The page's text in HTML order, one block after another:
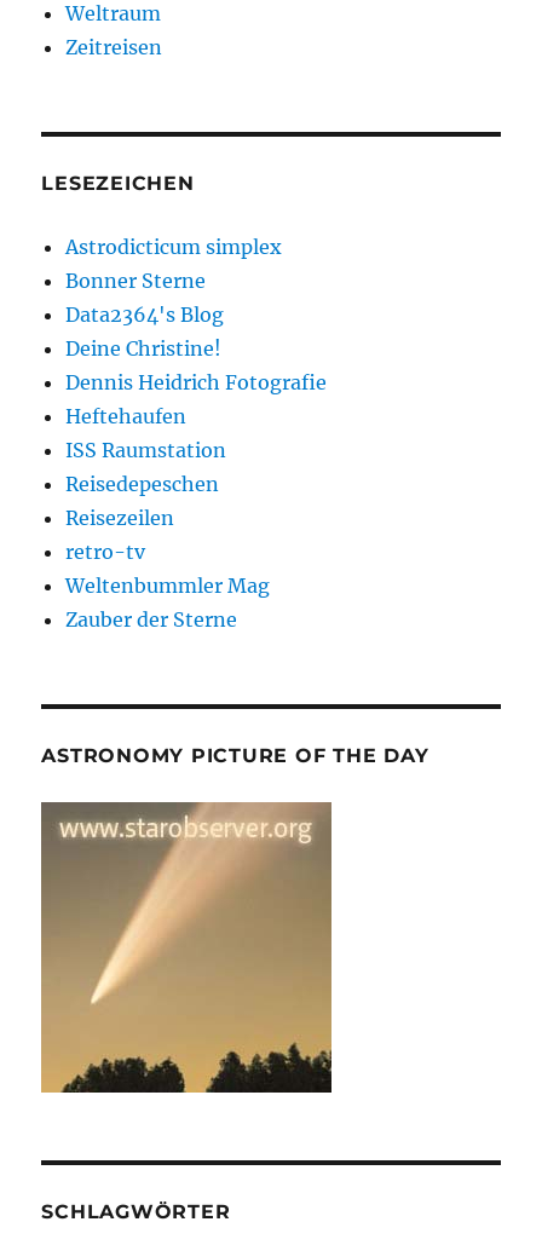
Weltraum
Zeitreisen
LESEZEICHEN
Astrodicticum simplex
Bonner Sterne
Data2364's Blog
Deine Christine!
Dennis Heidrich Fotografie
Heftehaufen
ISS Raumstation
Reisedepeschen
Reisezeilen
retro-tv
Weltenbummler Mag
Zauber der Sterne
ASTRONOMY PICTURE OF THE DAY
SCHLAGWÖRTER